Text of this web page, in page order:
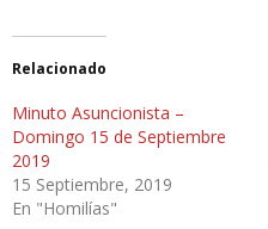
Relacionado
Minuto Asuncionista –
Domingo 15 de Septiembre
2019
15 Septiembre, 2019
En "Homilías"